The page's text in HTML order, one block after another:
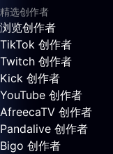
精选创作者
浏览创作者
TikTok 创作者
Twitch 创作者
Kick 创作者
YouTube 创作者
AfreecaTV 创作者
Pandalive 创作者
Bigo 创作者